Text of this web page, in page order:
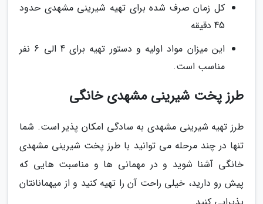
کل زمان صرف شده برای تهیه شیرینی مشهدی حدود
45 دقیقه
این میزان مواد اولیه و دستور تهیه برای 4 الی 6 نفر
مناسب است.
طرز پخت شیرینی مشهدی خانگی
طرز تهیه شیرینی مشهدی به سادگی امکان پذیر است. شما
تنها در چند مرحله می توانید با طرز پخت شیرینی مشهدی
خانگی آشنا شوید و در مهمانی ها و مناسبت هایی که
پیش رو دارید، خیلی راحت آن را تهیه کنید و از میهمانانتان